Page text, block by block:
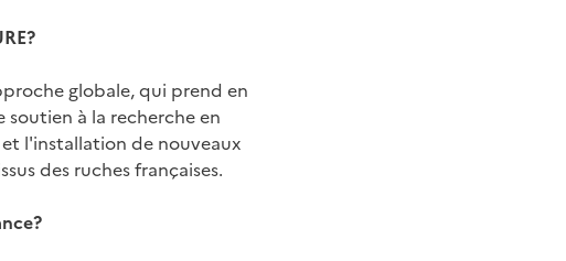
globale, qui prend en
à la recherche en
l'installation de nouveaux
des ruches françaises.